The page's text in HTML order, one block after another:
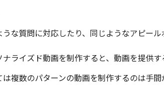
うな質問に対応したり、同じようなアピー
ナライズド動画を制作すると、動画を提供す
は複数のパターンの動画を制作するのは手